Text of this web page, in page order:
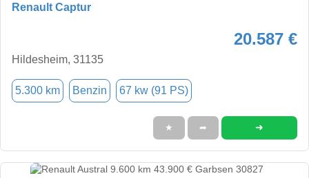
Renault Captur
20.587 €
Hildesheim, 31135
5.300 km Benzin 67 kw (91 PS)
★ ➦ ➜